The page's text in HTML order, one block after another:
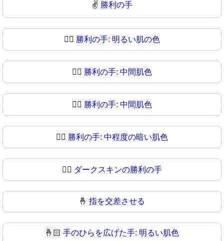
✌ 勝利の手
✌🏻 勝利の手: 明るい肌の色
✌🏼 勝利の手: 中間肌色
✌🏽 勝利の手: 中間肌色
✌🏾 勝利の手: 中程度の暗い肌色
✌🏿 ダークスキンの勝利の手
🤞 指を交差させる
🤞🏻 手のひらを広げた手: 明るい肌色